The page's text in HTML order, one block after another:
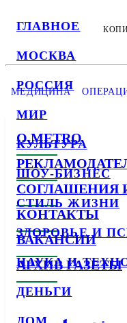
ГЛАВНОЕ
МОСКВА
РОССИЯ
МИР
КУЛЬТУРА
ШОУ-БИЗНЕС
СТИЛЬ ЖИЗНИ
ЗДОРОВЬЕ И
НАУКА И
ДЕНЬГИ
МЕДИЦИНА
О METRO
СОГЛАШЕНИЯ
КОНТАКТЫ
ВАКАНСИИ
АРХИВ ГАЗЕТЫ